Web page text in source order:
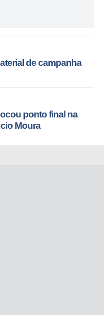
de campanha
ponto final na
Moura